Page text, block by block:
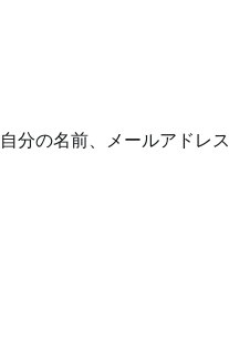
分の名前、メールアドレ